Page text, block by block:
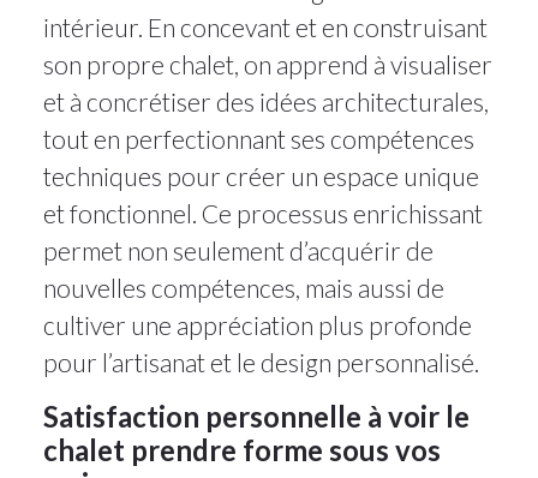
intérieur. En concevant et en construisant
son propre chalet, on apprend à visualiser
et à concrétiser des idées architecturales,
tout en perfectionnant ses compétences
techniques pour créer un espace unique
et fonctionnel. Ce processus enrichissant
permet non seulement d’acquérir de
nouvelles compétences, mais aussi de
cultiver une appréciation plus profonde
pour l’artisanat et le design personnalisé.
Satisfaction personnelle à voir le
chalet prendre forme sous vos